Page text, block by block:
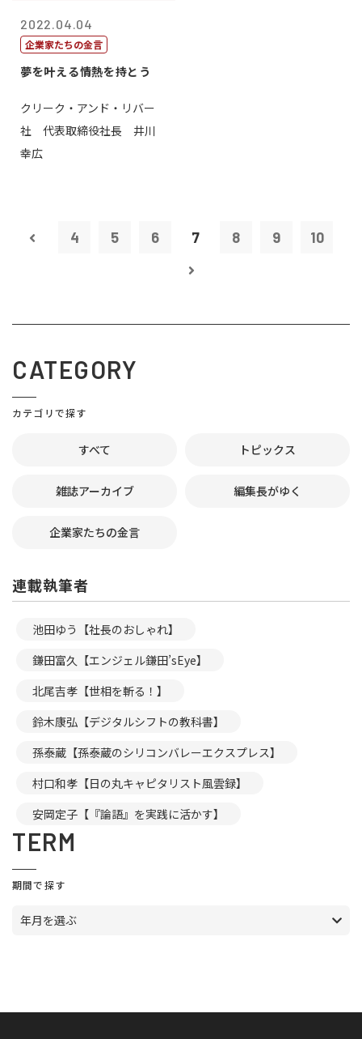
2022.04.04
企業家たちの金言
夢を叶える情熱を持とう
クリーク・アンド・リバー
社 代表取締役社長 井川
幸広
4 5 6 7 8 9 10
CATEGORY
カテゴリで探す
すべて トピックス
雑誌アーカイブ 編集長がゆく
企業家たちの金言
連載執筆者
池田ゆう【社長のおしゃれ】
鎌田富久【エンジェル鎌田’sEye】
北尾吉孝【世相を斬る！】
鈴木康弘【デジタルシフトの教科書】
孫泰蔵【孫泰蔵のシリコンバレーエクスプレス】
村口和孝【日の丸キャピタリスト風雲録】
安岡定子【『論語』を実践に活かす】
TERM
期間で探す
年月を選ぶ